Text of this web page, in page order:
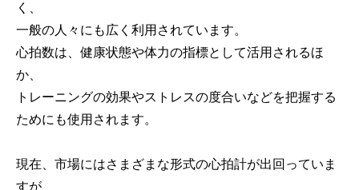
く、
一般の人々にも広く利用されています。
心拍数は、健康状態や体力の指標として活用されるほ
か、
トレーニングの効果やストレスの度合いなどを把握する
ためにも使用されます。
現在、市場にはさまざまな形式の心拍計が出回っていま
すが、